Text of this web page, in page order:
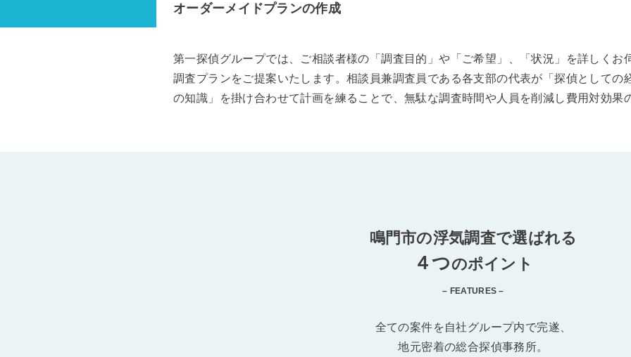
オーダーメイドプランの作成
第一探偵グループでは、ご相談者様の「調査目的」や「ご希望」、「状況」を詳しくお
調査プランをご提案いたします。相談員兼調査員である各支部の代表が「探偵としての
の知識」を掛け合わせて計画を練ることで、無駄な調査時間や人員を削減し費用対効果
鳴門市の浮気調査で選ばれる
４つのポイント
– FEATURES –
全ての案件を自社グループ内で完遂、
地元密着の総合探偵事務所。